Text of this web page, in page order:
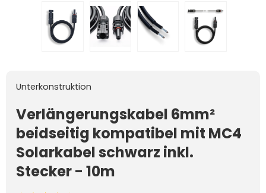
Unterkonstruktion
Verlängerungskabel 6mm²
beidseitig kompatibel mit MC4
Solarkabel schwarz inkl.
Stecker - 10m